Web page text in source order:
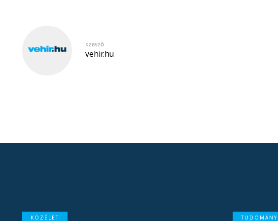
SZERZŐ
vehir.hu
KÖZÉLET TUDOMÁNY